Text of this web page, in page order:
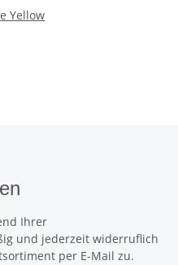
Yellow
Ihrer
und jederzeit widerruflich
per E-Mail zu.